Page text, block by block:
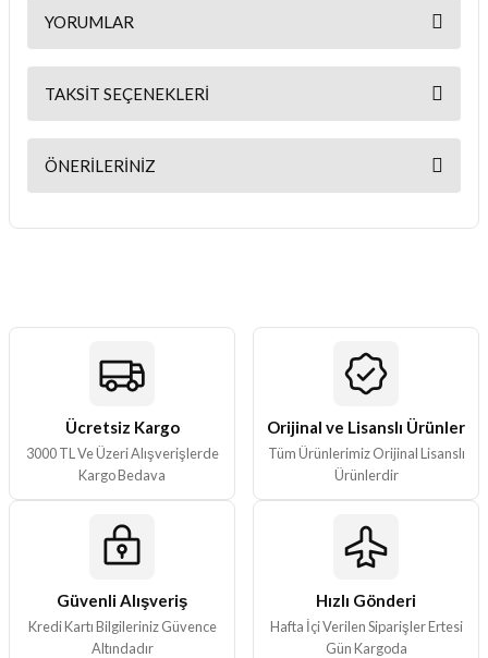
YORUMLAR
TAKSIT SEÇENEKLERI
ÖNERILERINIZ
Ürün resmi kalitesiz, bozuk veya görüntülenemiyor.
Ürün açıklamasında eksik bilgiler bulunuyor.
Ürün bilgilerinde hatalar bulunuyor.
Ürün fiyatı diğer sitelerden daha pahalı.
Bu ürüne benzer farklı alternatifler olmalı.
Ücretsiz Kargo
3000 TL Ve Üzeri Alışverişlerde
Kargo Bedava
Orijinal ve Lisanslı Ürünler
Tüm Ürünlerimiz Orijinal Lisanslı
Ürünlerdir
Güvenli Alışveriş
Kredi Kartı Bilgileriniz Güvence
Altındadır
Hızlı Gönderi
Hafta İçi Verilen Siparişler Ertesi
Gün Kargoda